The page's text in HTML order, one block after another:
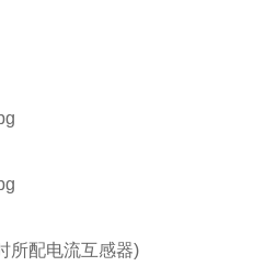
配电流互感器)